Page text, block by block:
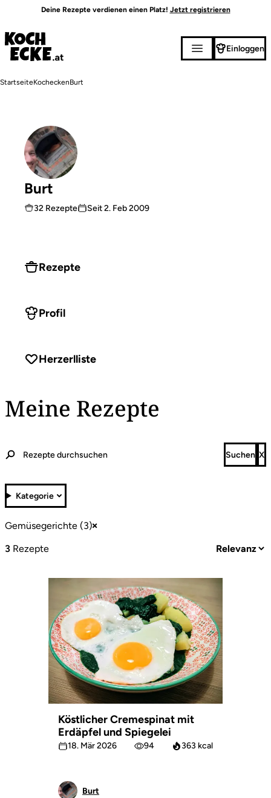
Inhalt
Deine Rezepte verdienen einen Platz! Jetzt registrieren
Einloggen
Pfadnavigation
StartseiteKocheckenBurt
Burt
32 Rezepte Seit2. Feb 2009
Rezepte
Profil
Herzerlliste
Meine Rezepte
Kategorie
Gemüsegerichte (3)
3 Rezepte
Köstlicher Cremespinat mit
Erdäpfel und Spiegelei
18. Mär 2026 94 363 kcal
Burt